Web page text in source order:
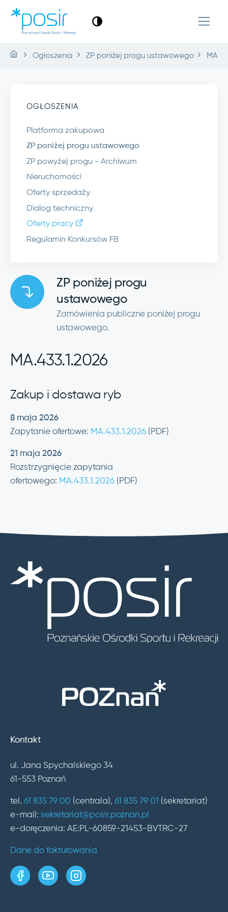
Ogłoszenia ZP poniżej progu ustawowego
OGŁOSZENIA
Platforma zakupowa
ZP poniżej progu ustawowego
ZP powyżej progu - Archiwum
Nieruchomości
Oferty sprzedaży
Dialog techniczny
Oferty pracy
Regulamin Konkursów FB
ZP poniżej progu
ustawowego
Zamówienia publiczne poniżej progu
ustawowego.
MA.433.1.2026
Zakup i dostawa ryb
8 maja 2026
Zapytanie ofertowe: MA.433.1.2026 (PDF)
21 maja 2026
Rozstrzygnięcie zapytania
ofertowego: MA.433.1.2026 (PDF)
Kontakt
ul. Jana Spychalskiego 34
61-553 Poznań
tel. 61 835 79 00 (centrala), 61 835 79 01 (sekretariat)
e-mail: sekretariat@posir.poznan.pl
e-doręczenia: AE:PL-60859-21453-BVTRC-27
Dane do fakturowania
strona w serwisie Facebook
kanał w serwisie YouTube
profil w serwisie Instagram